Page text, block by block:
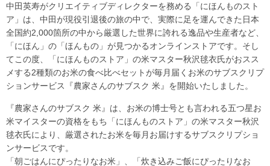
中田英寿がクリエイティブディレクターを務める「にほんものスト
ア」は、中田が現役引退後の旅の中で、実際に足を運んできた日本
全国約2,000箇所の中から厳選した世界に誇れる逸品や生産者など、
「にほん」の「ほんもの」が見つかるオンラインストアです。そし
てこの度、「にほんものストア」の米マスター秋沢毬衣氏がおスス
メする2種類のお米の食べ比べセットが毎月届くお米のサブスクリプ
ションサービス『農家さんのサブスク 米』を開始いたしました。
『農家さんのサブスク 米』は、お米の博士号とも言われる五つ星お
米マイスターの資格をもち「にほんものストア」の米マスター秋沢
毬衣氏により、厳選されたお米を毎月お届けするサブスクリプショ
ンサービスです。
「朝ごはんにぴったりなお米」、「炊き込みご飯にぴったりなお